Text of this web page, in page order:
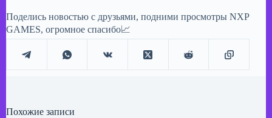
Поделись новостью с друзьями, подними просмотры NXP
GAMES, огромное спасибо📈
Похожие записи